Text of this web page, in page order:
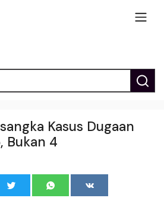
Kasus Dugaan
Bukan 4